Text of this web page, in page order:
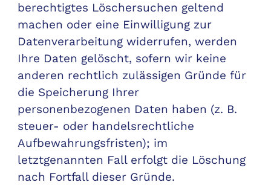
berechtigtes Löschersuchen geltend
machen oder eine Einwilligung zur
Datenverarbeitung widerrufen, werden
Ihre Daten gelöscht, sofern wir keine
anderen rechtlich zulässigen Gründe für
die Speicherung Ihrer
personenbezogenen Daten haben (z. B.
steuer- oder handelsrechtliche
Aufbewahrungsfristen); im
letztgenannten Fall erfolgt die Löschung
nach Fortfall dieser Gründe.